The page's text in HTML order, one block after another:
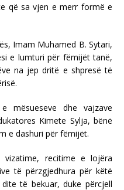
që sa vjen e merr formë e
Imam Muhamed B. Sytari,
e lumturi për fëmijët tanë,
na jep dritë e shpresë të
mësueseve dhe vajzave
Kimete Sylja, bënë
e dashuri për fëmijët.
recitime e lojëra
të përzgjedhura për këtë
të bekuar, duke përcjell